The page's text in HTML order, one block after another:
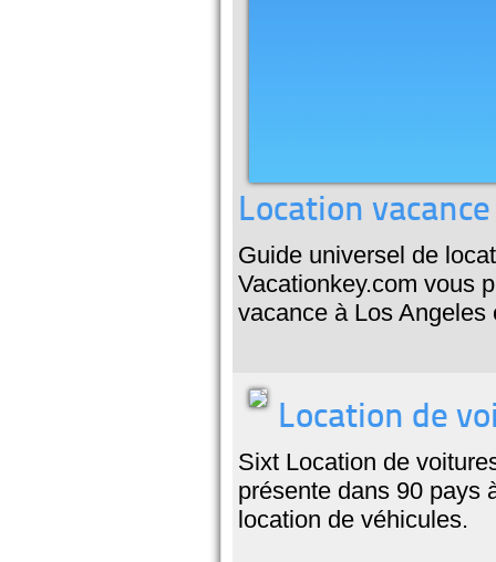
Location
Guide universel de
Vacationkey.com vous
vacance à Los
Location de
Sixt Location de
présente dans 90 pays
location de véhicules.